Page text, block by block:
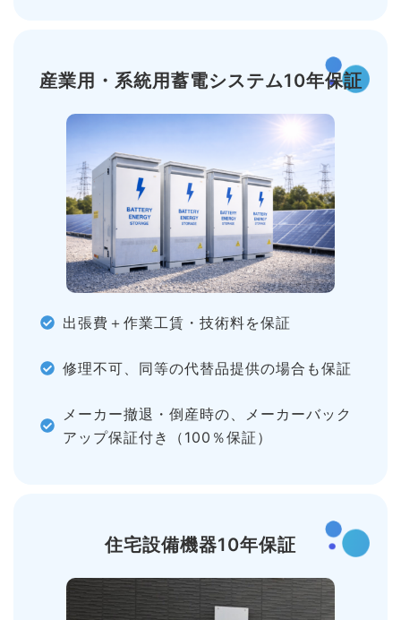
産業用・系統用蓄電システム10年保証
出張費＋作業工賃・技術料を保証
修理不可、同等の代替品提供の場合も保証
メーカー撤退・倒産時の、メーカーバック
アップ保証付き（100％保証）
住宅設備機器10年保証